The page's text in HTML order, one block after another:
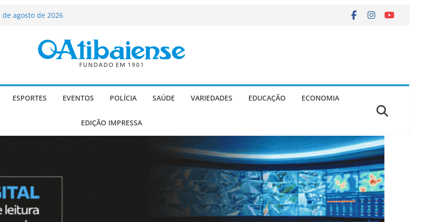
Gomes se apresenta no Cine Itá
de Paulo
– Festa de Bom Jesus dos Perdões
de mosaico do Brasil
ESPORTES EVENTOS POLÍCIA SAÚDE VARIEDADES EDUCAÇÃO ECONOMIA
EDIÇÃO IMPRESSA